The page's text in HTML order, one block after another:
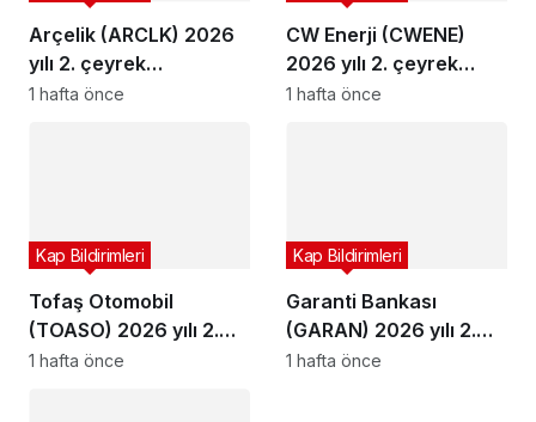
Arçelik (ARCLK) 2026
yılı 2. çeyrek
bilançosunu açıkladı
1 hafta önce
CW Enerji (CWENE)
2026 yılı 2. çeyrek
bilançosunu açıkladı
1 hafta önce
Tofaş Otomobil
(TOASO) 2026 yılı 2.
çeyrek bilançosunu
Kap Bildirimleri
1 hafta önce
Garanti Bankası
(GARAN) 2026 yılı 2.
çeyrek bilançosunu
Kap Bildirimleri
1 hafta önce